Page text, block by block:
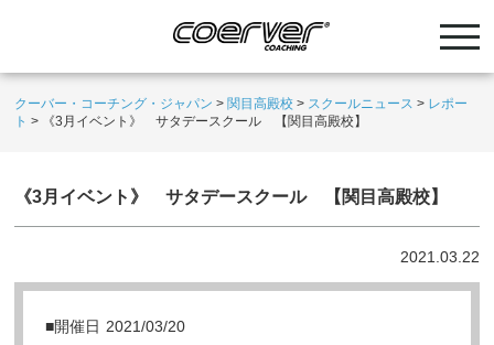
クーバー・コーチング・ジャパン > 関目高殿校 > スクールニュース > レポー
ト > 《3月イベント》 サタデースクール 【関目高殿校】
《3月イベント》 サタデースクール 【関目高殿校】
2021.03.22
■開催日 2021/03/20